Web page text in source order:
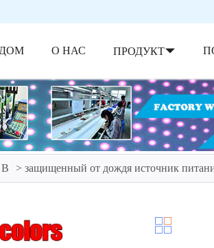
ДОМ О НАС ПРОДУКТ
В защищенный от дождя источник